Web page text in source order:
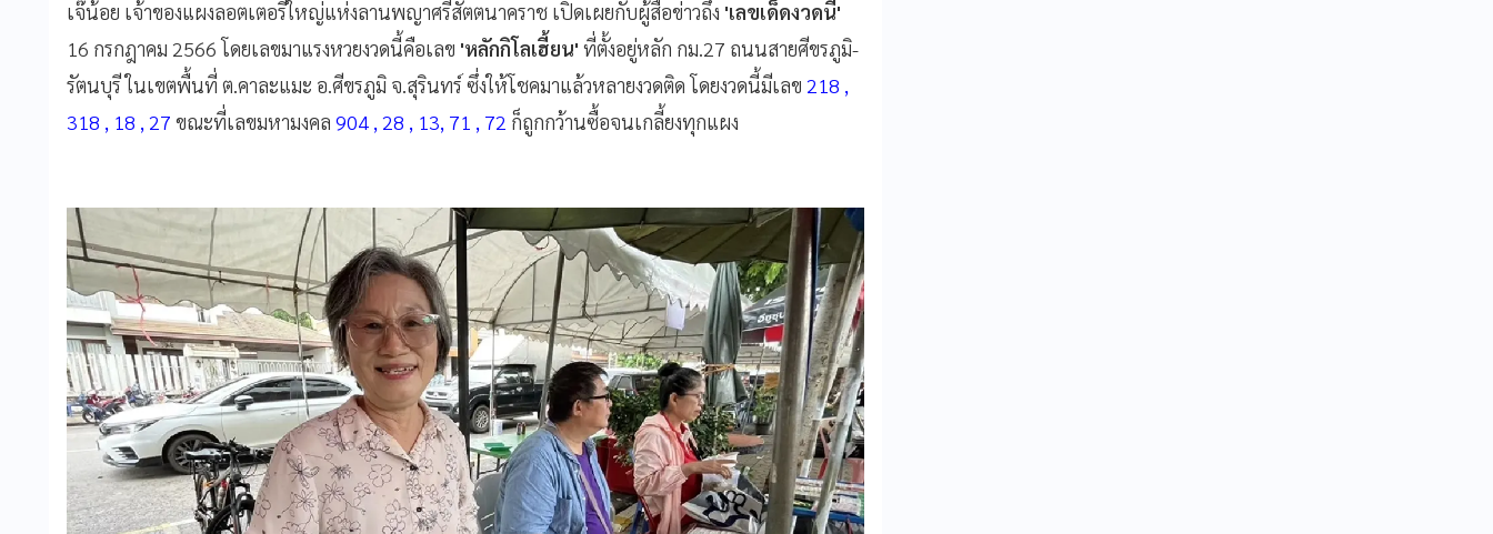
เจ๊น้อย เจ้าของแผงลอตเตอรี่ใหญ่แห่งลานพญาศรีสัตตนาคราช เปิดเผยกับผู้สื่อข่าวถึง 'เลขเด็ดงวดนี้'
16 กรกฎาคม 2566 โดยเลขมาแรงหวยงวดนี้คือเลข 'หลักกิโลเฮี้ยน' ที่ตั้งอยู่หลัก กม.27 ถนนสายศีขรภูมิ-
รัตนบุรี ในเขตพื้นที่ ต.คาละแมะ อ.ศีขรภูมิ จ.สุรินทร์ ซึ่งให้โชคมาแล้วหลายงวดติด โดยงวดนี้มีเลข 218 ,
318 , 18 , 27 ขณะที่เลขมหามงคล 904 , 28 , 13, 71 , 72 ก็ถูกกว้านซื้อจนเกลี้ยงทุกแผง